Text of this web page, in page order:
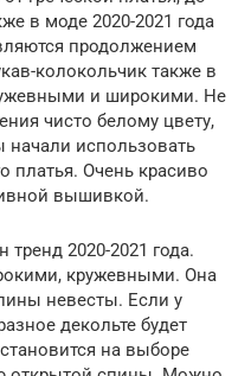
в моде 2020-2021 года
продолжением
колокольчик также в
и широкими. Не
чисто белому цвету,
использовать
платья. Очень красиво
вышивкой.
2020-2021 года.
кружевными. Она
невесты. Если у
декольте будет
на выборе